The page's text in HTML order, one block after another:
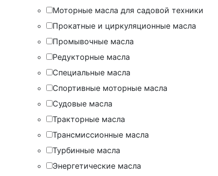
Моторные масла для садовой техники
Прокатные и циркуляционные масла
Промывочные масла
Редукторные масла
Специальные масла
Спортивные моторные масла
Судовые масла
Тракторные масла
Трансмиссионные масла
Турбинные масла
Энергетические масла